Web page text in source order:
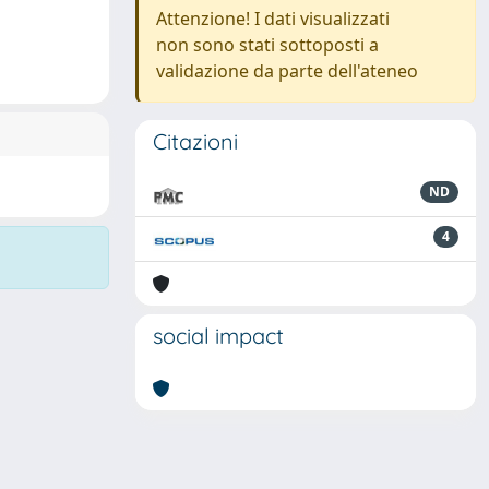
Attenzione! I dati visualizzati
non sono stati sottoposti a
validazione da parte dell'ateneo
Citazioni
ND
4
social impact